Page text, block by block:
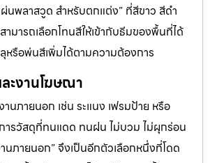
ผ่นพลาสวูด สำหรับตกแต่ง” ที่สีขาว สีดำ
ามารถเลือกโทนสีให้เข้ากับธีมของพื้นที่ได้
หรือพ่นสีเพิ่มได้ตามความต้องการ
ะงานโฆษณา
นภายนอก เช่น ระแนง เฟรมป้าย หรือ
ารวัสดุที่ทนแดด ทนฝน ไม่บวม ไม่ผุกร่อน
นภายนอก” จึงเป็นอีกตัวเลือกหนึ่งที่โดด